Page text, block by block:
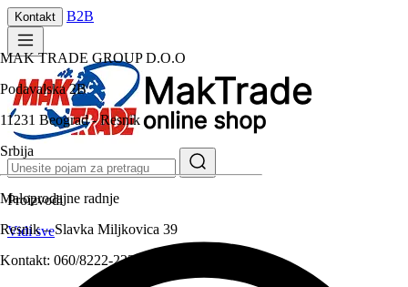
Kontakt
MAK TRADE GROUP D.O.O
Podavalska 2B
11231 Beograd - Resnik
Srbija
Maloprodajne radnje
Resnik – Slavka Miljkovica 39
Kontakt: 060/8222-233
B2B
Proizvodi
Vidi sve